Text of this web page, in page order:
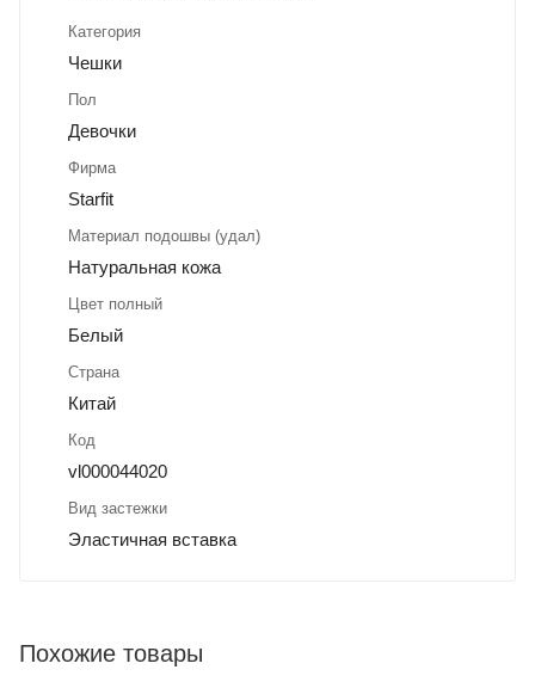
Категория
Чешки
Пол
Девочки
Фирма
Starfit
Материал подошвы (удал)
Натуральная кожа
Цвет полный
Белый
Страна
Китай
Код
vl000044020
Вид застежки
Эластичная вставка
Похожие товары